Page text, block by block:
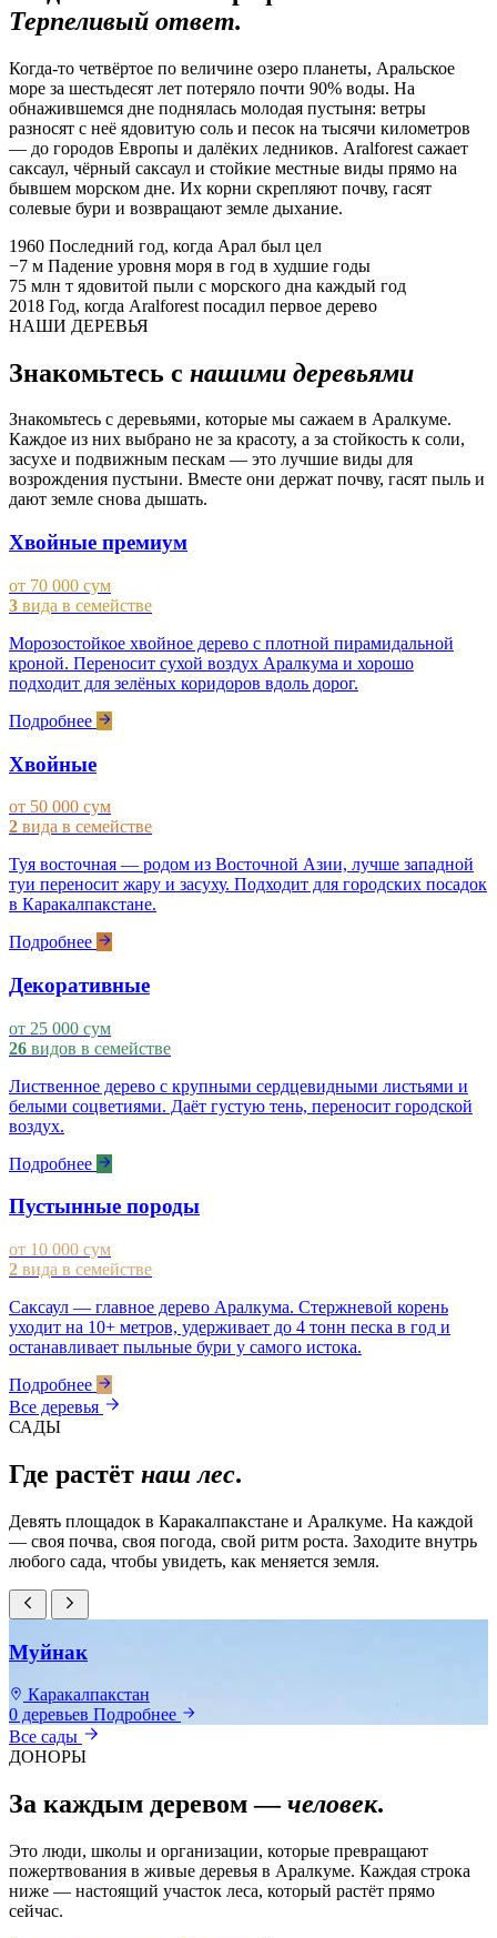
Терпеливый ответ.
Когда-то четвёртое по величине озеро планеты, Аральское
море за шестьдесят лет потеряло почти 90% воды. На
обнажившемся дне поднялась молодая пустыня: ветры
разносят с неё ядовитую соль и песок на тысячи километров
— до городов Европы и далёких ледников. Aralforest сажает
саксаул, чёрный саксаул и стойкие местные виды прямо на
бывшем морском дне. Их корни скрепляют почву, гасят
солевые бури и возвращают земле дыхание.
1960 Последний год, когда Арал был цел
−7 м Падение уровня моря в год в худшие годы
75 млн т ядовитой пыли с морского дна каждый год
2018 Год, когда Aralforest посадил первое дерево
НАШИ ДЕРЕВЬЯ
Знакомьтесь с нашими деревьями
Знакомьтесь с деревьями, которые мы сажаем в Аралкуме.
Каждое из них выбрано не за красоту, а за стойкость к соли,
засухе и подвижным пескам — это лучшие виды для
возрождения пустыни. Вместе они держат почву, гасят пыль и
дают земле снова дышать.
Хвойные премиум
от 70 000 сум
3 вида в семействе
Морозостойкое хвойное дерево с плотной пирамидальной
кроной. Переносит сухой воздух Аралкума и хорошо
подходит для зелёных коридоров вдоль дорог.
Подробнее
Хвойные
от 50 000 сум
2 вида в семействе
Туя восточная — родом из Восточной Азии, лучше западной
туи переносит жару и засуху. Подходит для городских посадок
в Каракалпакстане.
Подробнее
Декоративные
от 25 000 сум
26 видов в семействе
Лиственное дерево с крупными сердцевидными листьями и
белыми соцветиями. Даёт густую тень, переносит городской
воздух.
Подробнее
Пустынные породы
от 10 000 сум
2 вида в семействе
Саксаул — главное дерево Аралкума. Стержневой корень
уходит на 10+ метров, удерживает до 4 тонн песка в год и
останавливает пыльные бури у самого истока.
Подробнее
Все деревья
САДЫ
Где растёт наш лес.
Девять площадок в Каракалпакстане и Аралкуме. На каждой
— своя почва, своя погода, свой ритм роста. Заходите внутрь
любого сада, чтобы увидеть, как меняется земля.
Муйнак
Каракалпакстан
0 деревьев Подробнее
Все сады
ДОНОРЫ
За каждым деревом —человек.
Это люди, школы и организации, которые превращают
пожертвования в живые деревья в Аралкуме. Каждая строка
ниже — настоящий участок леса, который растёт прямо
сейчас.